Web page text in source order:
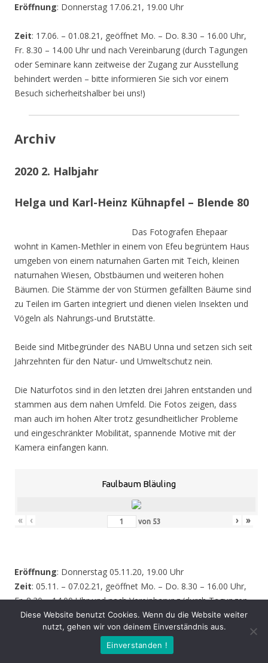
Eröffnung: Donnerstag 17.06.21, 19.00 Uhr
Zeit: 17.06. – 01.08.21, geöffnet Mo. – Do. 8.30 – 16.00 Uhr,
Fr. 8.30 – 14.00 Uhr und nach Vereinbarung (durch Tagungen
oder Seminare kann zeitweise der Zugang zur Ausstellung
behindert werden – bitte informieren Sie sich vor einem
Besuch sicherheitshalber bei uns!)
Archiv
2020 2. Halbjahr
Helga und Karl-Heinz Kühnapfel – Blende 80
Das Fotografen Ehepaar
wohnt in Kamen-Methler in einem von Efeu begrüntem Haus
umgeben von einem naturnahen Garten mit Teich, kleinen
naturnahen Wiesen, Obstbäumen und weiteren hohen
Bäumen. Die Stämme der von Stürmen gefällten Bäume sind
zu Teilen im Garten integriert und dienen vielen Insekten und
Vögeln als Nahrungs-und Brutstätte.
Beide sind Mitbegründer des NABU Unna und setzen sich seit
Jahrzehnten für den Natur- und Umweltschutz nein.
Die Naturfotos sind in den letzten drei Jahren entstanden und
stammen aus dem nahen Umfeld. Die Fotos zeigen, dass
man auch im hohen Alter trotz gesundheitlicher Probleme
und eingeschränkter Mobilität, spannende Motive mit der
Kamera einfangen kann.
Faulbaum Bläuling
« ‹ von 53 › »
Eröffnung: Donnerstag 05.11.20, 19.00 Uhr
Zeit: 05.11. – 07.02.21, geöffnet Mo. – Do. 8.30 – 16.00 Uhr,
Fr. 8.30 – 14.00 Uhr und nach Vereinbarung (durch Tagungen
oder Seminare kann zeitweise der Zugang zur Ausstellung
behindert werden – bitte informieren Sie sich vor einem
Besuch sicherheitshalber bei uns!)
Diese Website benutzt Cookies. Wenn du die Website weiter
nutzt, gehen wir von deinem Einverständnis aus.
Einverstanden !